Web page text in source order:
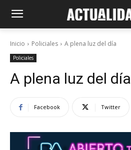
Inicio Policiales A plena luz del día
Policiales
A plena luz del día
Facebook Twitter